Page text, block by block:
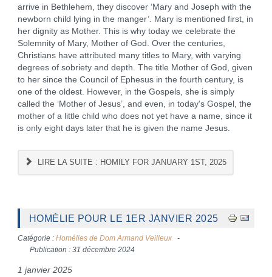
arrive in Bethlehem, they discover ‘Mary and Joseph with the
newborn child lying in the manger’. Mary is mentioned first, in
her dignity as Mother. This is why today we celebrate the
Solemnity of Mary, Mother of God. Over the centuries,
Christians have attributed many titles to Mary, with varying
degrees of sobriety and depth. The title Mother of God, given
to her since the Council of Ephesus in the fourth century, is
one of the oldest. However, in the Gospels, she is simply
called the ‘Mother of Jesus’, and even, in today's Gospel, the
mother of a little child who does not yet have a name, since it
is only eight days later that he is given the name Jesus.
LIRE LA SUITE : HOMILY FOR JANUARY 1ST, 2025
HOMÉLIE POUR LE 1ER JANVIER 2025
Catégorie : Homélies de Dom Armand Veilleux
Publication : 31 décembre 2024
1 janvier 2025